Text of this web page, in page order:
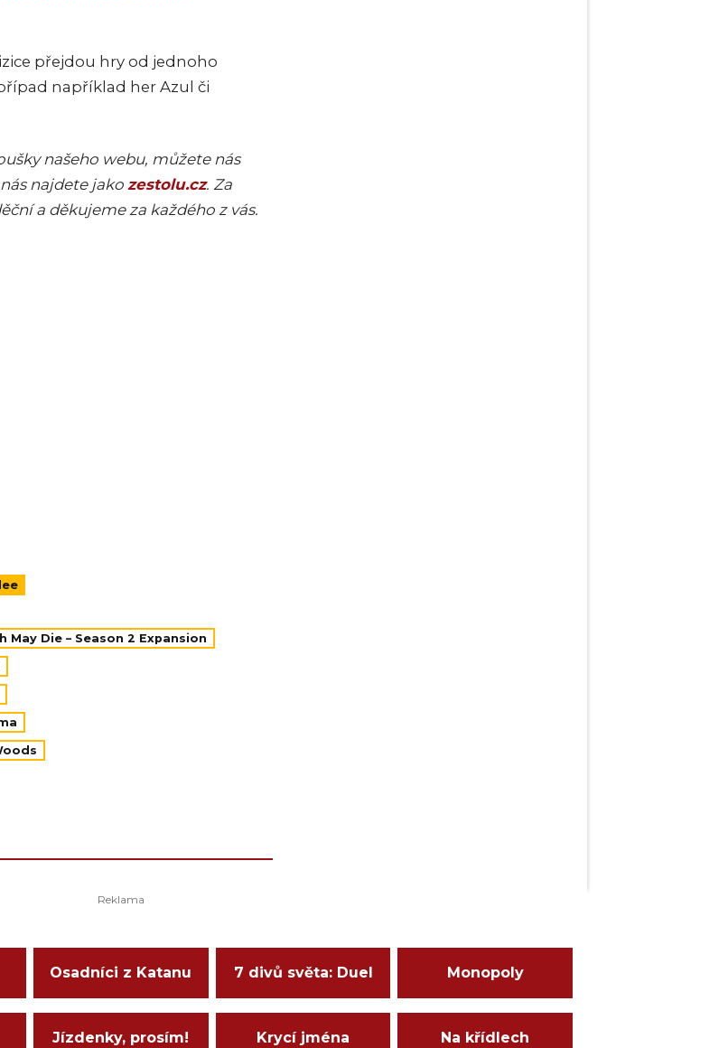
přejdou hry od jednoho
například her Azul či
našeho webu, můžete nás
najdete jako zestolu.cz. Za
a děkujeme za každého z vás.
May Die – Season 2 Expansion
Osadníci z Katanu 7 divů světa: Duel Monopoly
Jízdenky, prosím! Krycí jména Na křídlech